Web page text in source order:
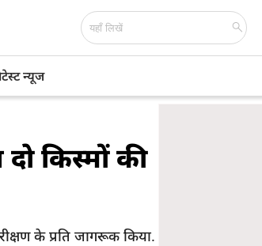
न्यूज
किस्मों की
के प्रति जागरूक किया.